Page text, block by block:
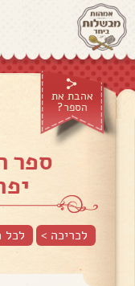
אהבת את
הספר?
ספר
לכריכה > לכל